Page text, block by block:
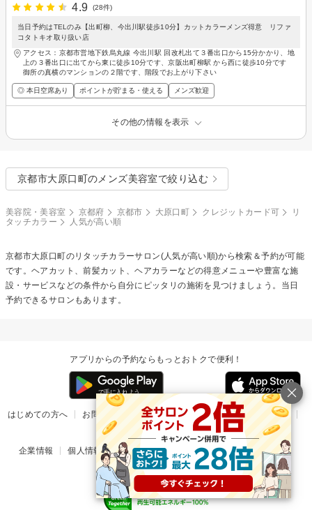
4.9
(28件)
当日予約はTELのみ【出町柳、今出川駅徒歩10分】カットカラーメンズ得意 リファ
コタトキオ取り扱い店
アクセス：京都市営地下鉄烏丸線 今出川駅 回改札出て３番出口から15分かかり、地
上の３番出口に出てから東に徒歩10分です、京阪出町柳駅 から西に徒歩10分です
御所の真横のマンションの２階です、階段でお上がり下さい
◎ 本日空席あり ポイントが貯まる・使える メンズ歓迎
その他の情報を表示
京都市大原口町のメンズ美容室で絞り込む
美容院・美容室 京都府 京都市 大原口町 クレジットカード可
リ
タッチカラー
人気が高い順
京都市大原口町のリタッチカラーサロン(人気が高い順)から検索＆予約が可能
です。ヘアカット、前髪カット、ヘアカラーなどの得意メニューや豊富な施
設・サービスなどの条件から自分にピッタリの施術を見つけましょう。当日
予約できるサロンもあります。
アプリからの予約ならもっとおトクで便利！
はじめての方へ お問い合わせ ヘルプ リリース情報
利用規約
掲載ご希望のサロン様
企業情報 個人情報保護方針 楽天のサービス一覧 アプリ一覧
© Rakuten Group, Inc.